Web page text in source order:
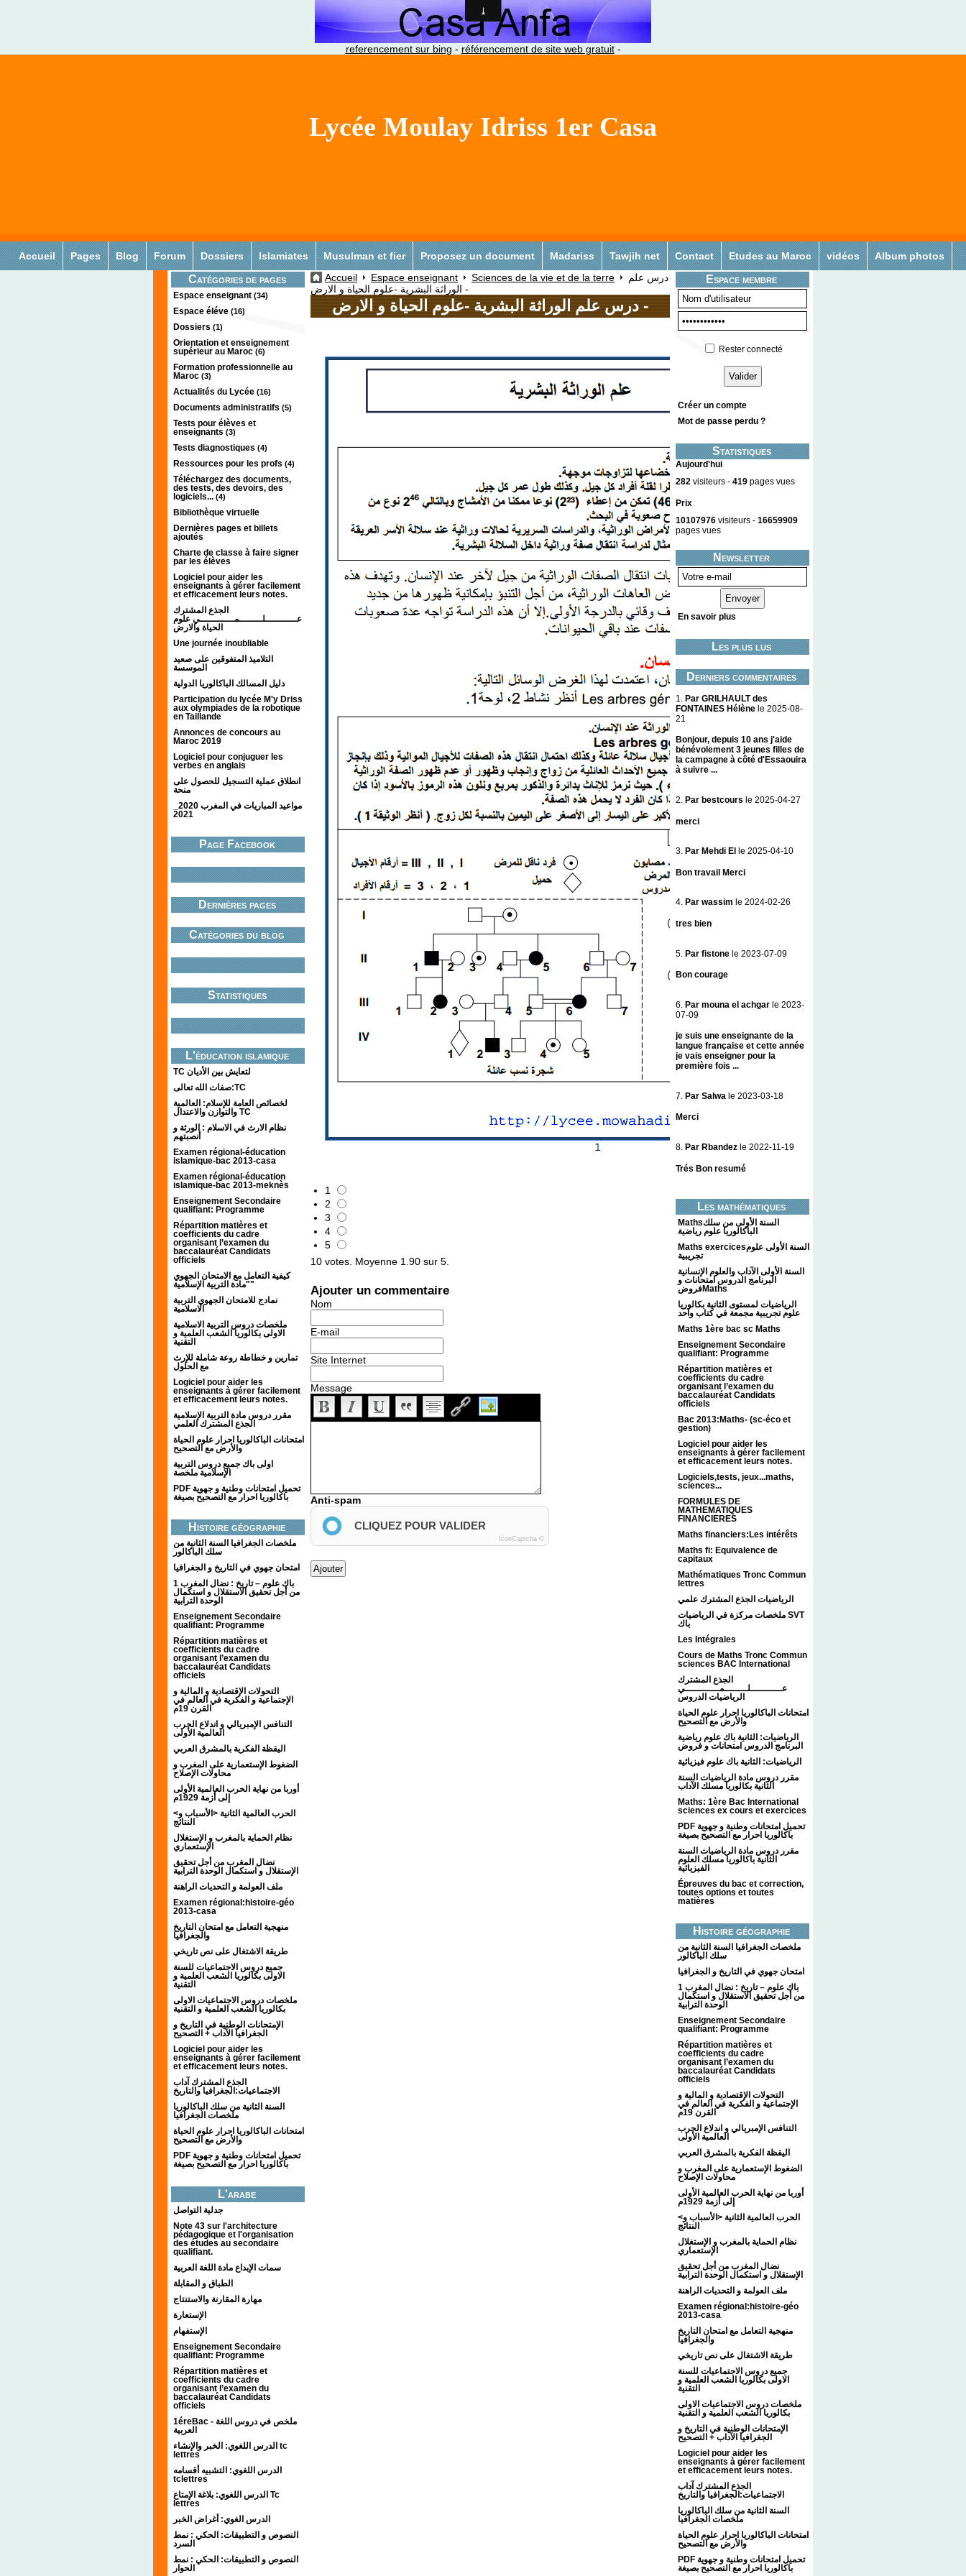
referencement sur bing - référencement de site web gratuit-
Lycée Moulay Idriss 1er Casa
Accueil Pages Blog Forum Dossiers Islamiates Musulman et fier Proposez un document Madariss Tawjih net Contact Etudes au Maroc vidéos Album photos
Catégories de pages
Espace enseignant (34)
Espace éléve (16)
Dossiers (1)
Orientation et enseignement
supérieur au Maroc (6)
Formation professionnelle au
Maroc (3)
Actualités du Lycée (16)
Documents administratifs (5)
Tests pour élèves et
enseignants (3)
Tests diagnostiques (4)
Ressources pour les profs (4)
Téléchargez des documents,
des tests, des devoirs, des
logiciels... (4)
Bibliothèque virtuelle
Dernières pages et billets
ajoutés
Charte de classe à faire signer
par les élèves
Logiciel pour aider les
enseignants à gérer facilement
et efficacement leurs notes.
الجذع المشترك
عـــــــــــلــــــــمــــــــــــي علوم
الحياة والارض
Une journée inoubliable
التلاميذ المتفوقين على صعيد
الموسسة
دليل المسالك الباكالوريا الدولية
Participation du lycée M'y Driss
aux olympiades de la robotique
en Taillande
Annonces de concours au
Maroc 2019
Logiciel pour conjuguer les
verbes en anglais
انطلاق عملية التسجيل للحصول على
منحة
2021
Page Facebook
Dernières pages
Catégories du blog
Statistiques
L'éducation islamique
TC لتعايش بين الأديان
صفات الله تعالى:TC
لخصائص العامة للإسلام: العالمية
والتوازن والاعتدال TC
نظام الارث في الاسلام : الورثة و
أنصبتهم
Examen régional-éducation
islamique-bac 2013-casa
Examen régional-éducation
islamique-bac 2013-meknès
Enseignement Secondaire
qualifiant: Programme
Répartition matières et
coefficients du cadre
organisant l’examen du
baccalauréat Candidats
officiels
كيفية التعامل مع الامتحان الجهوي
"مادة التربية الإسلامية"
نمادج للامتحان الجهوي التربية
الاسلامية
ملخصات دروس التربية الاسلامية
الاولى بكالوريا الشعب العلمية و
التقنية
تمارين و خطاطة روعة شاملة للإرث
مع الحلول
Logiciel pour aider les
enseignants à gérer facilement
et efficacement leurs notes.
مقرر دروس مادة التربية الإسلامية
الجذع المشترك العلمي
امتحانات الباكالوريا احرار علوم الحياة
والأرض مع التصحيح
اولى باك جميع دروس التربية
الإسلامية ملخصة
PDF تحميل امتحانات وطنية و جهوية
باكالوريا احرار مع التصحيح بصيغة
Histoire géographie
ملخصات الجغرافيا السنة الثانية من
سلك الباكالور
امتحان جهوي في التاريخ و الجغرافيا
1 باك علوم – تاريخ : نضال المغرب
من أجل تحقيق الاستقلال و استكمال
الوحدة الترابية
Enseignement Secondaire
qualifiant: Programme
Répartition matières et
coefficients du cadre
organisant l’examen du
baccalauréat Candidats
officiels
التحولات الإقتصادية و المالية و
الإجتماعية و الفكرية في العالم في
القرن 19م
التنافس الإمبريالي و اندلاع الحرب
العالمية الأولى
اليقظة الفكرية بالمشرق العربي
الضغوط الإستعمارية على المغرب و
محاولات الإصلاح
أوربا من نهاية الحرب العالمية الأولى
إلى أزمة 1929م
<الحرب العالمية الثانية <الأسباب و
النتائج
نظام الحماية بالمغرب و الإستغلال
الإستعماري
نضال المغرب من أجل تحقيق
الإستقلال و استكمال الوحدة الترابية
ملف العولمة و التحديات الراهنة
Examen régional:histoire-géo
2013-casa
منهجية التعامل مع امتحان التاريخ
والجغرافيا
طريقة الاشتغال على نص تاريخي
جميع دروس الاجتماعيات للسنة
الاولى بكالوريا الشعب العلمية و
التقنية
ملخصات دروس الاجتماعيات الاولى
بكالوريا الشعب العلمية و التقنية
الإمتحانات الوطنية في التاريخ و
الجغرافيا الآداب + التصحيح
Logiciel pour aider les
enseignants à gérer facilement
et efficacement leurs notes.
الجذع المشترك آداب
الاجتماعيات:الجغرافيا والتاريخ
السنة الثانية من سلك الباكالوريا
ملخصات الجغرافيا
امتحانات الباكالوريا احرار علوم الحياة
والأرض مع التصحيح
PDF تحميل امتحانات وطنية و جهوية
باكالوريا احرار مع التصحيح بصيغة
L'arabe
جدلية التواصل
Note 43 sur l'architecture
pédagogique et l'organisation
des études au secondaire
qualifiant.
سمات الإبداع مادة اللغة العربية
الطباق و المقابلة
مهارة المقارنة والاستنتاج
الإستعارة
الإستفهام
Enseignement Secondaire
qualifiant: Programme
Répartition matières et
coefficients du cadre
organisant l’examen du
baccalauréat Candidats
officiels
1éreBac - ملخص في دروس اللغة
العربية
الدرس اللغوي: الخبر والإنشاء tc
lettres
الدرس اللغوي: التشبيه أقسامه
tclettres
الدرس اللغوي: بلاغة الإمتاع Tc
lettres
الدرس الغوي: أغراض الخبر
النصوص و التطبيقات: الحكي : نمط
السرد
النصوص و التطبيقات: الحكي : نمط
الحوار
Espace membre
Rester connecté
Créer un compte
Mot de passe perdu ?
Statistiques
Aujourd'hui
282 visiteurs - 419 pages vues
Prix
10107976 visiteurs - 16659909
pages vues
Newsletter
En savoir plus
Les plus lus
Derniers commentaires
1.
Par GRILHAULT des
FONTAINES Hélène le 2025-08-
21
Bonjour, depuis 10 ans j'aide
bénévolement 3 jeunes filles de
la campagne à côté d'Essaouira
à suivre ...
2. Par bestcours le 2025-04-27
merci
3. Par Mehdi El le 2025-04-10
Bon travail Merci
4. Par wassim le 2024-02-26
tres bien
5. Par fistone le 2023-07-09
Bon courage
6. Par mouna el achgar le 2023-
07-09
je suis une enseignante de la
langue française et cette année
je vais enseigner pour la
première fois ...
7. Par Salwa le 2023-03-18
Merci
8. Par Rbandez le 2022-11-19
Trés Bon resumé
Les mathématiques
Mathsالسنة الأولى من سلك
الباكالوريا علوم رياضية
Maths exercicesالسنة الأولى علوم
تجريبية
السنة الأولى الآداب والعلوم الإنسانية
البرنامج الدروس امتحانات و
فروضMaths
الرياضيات لمستوى الثانية بكالوريا
علوم تجريبية مجمعة في كتاب واحد
Maths 1ère bac sc Maths
Enseignement Secondaire
qualifiant: Programme
Répartition matières et
coefficients du cadre
organisant l’examen du
baccalauréat Candidats
officiels
Bac 2013:Maths- (sc-éco et
gestion)
Logiciel pour aider les
enseignants à gérer facilement
et efficacement leurs notes.
Logiciels,tests, jeux...maths,
sciences...
FORMULES DE
MATHEMATIQUES
FINANCIERES
Maths financiers:Les intérêts
Maths fi: Equivalence de
capitaux
Mathématiques Tronc Commun
lettres
الرياضيات الجذع المشترك علمي
ملخصات مركزة في الرياضيات SVT
باك
Les Intégrales
Cours de Maths Tronc Commun
sciences BAC International
الجذع المشترك
عـــــــــــلــــــــمــــــــــــي
الرياضيات الدروس
امتحانات الباكالوريا احرار علوم الحياة
والأرض مع التصحيح
الرياضيات: الثانية باك علوم رياضية
البرنامج الدروس امتحانات و فروض
الرياضيات: الثانية باك علوم فيزيائية
مقرر دروس مادة الرياضيات السنة
الثانية بكالوريا مسلك الآداب
Maths: 1ère Bac International
sciences ex cours et exercices
PDF تحميل امتحانات وطنية و جهوية
باكالوريا احرار مع التصحيح بصيغة
مقرر دروس مادة الرياضيات السنة
الثانية باكالوريا مسلك العلوم
الفيزيائية
Épreuves du bac et correction,
toutes options et toutes
matières
Histoire géographie
ملخصات الجغرافيا السنة الثانية من
سلك الباكالور
امتحان جهوي في التاريخ و الجغرافيا
1 باك علوم – تاريخ : نضال المغرب
من أجل تحقيق الاستقلال و استكمال
الوحدة الترابية
Enseignement Secondaire
qualifiant: Programme
Répartition matières et
coefficients du cadre
organisant l’examen du
baccalauréat Candidats
officiels
التحولات الإقتصادية و المالية و
الإجتماعية و الفكرية في العالم في
القرن 19م
التنافس الإمبريالي و اندلاع الحرب
العالمية الأولى
اليقظة الفكرية بالمشرق العربي
الضغوط الإستعمارية على المغرب و
محاولات الإصلاح
أوربا من نهاية الحرب العالمية الأولى
إلى أزمة 1929م
<الحرب العالمية الثانية <الأسباب و
النتائج
نظام الحماية بالمغرب و الإستغلال
الإستعماري
نضال المغرب من أجل تحقيق
الإستقلال و استكمال الوحدة الترابية
ملف العولمة و التحديات الراهنة
Examen régional:histoire-géo
2013-casa
منهجية التعامل مع امتحان التاريخ
والجغرافيا
طريقة الاشتغال على نص تاريخي
جميع دروس الاجتماعيات للسنة
الاولى بكالوريا الشعب العلمية و
التقنية
ملخصات دروس الاجتماعيات الاولى
بكالوريا الشعب العلمية و التقنية
الإمتحانات الوطنية في التاريخ و
الجغرافيا الآداب + التصحيح
Logiciel pour aider les
enseignants à gérer facilement
et efficacement leurs notes.
الجذع المشترك آداب
الاجتماعيات:الجغرافيا والتاريخ
السنة الثانية من سلك الباكالوريا
ملخصات الجغرافيا
امتحانات الباكالوريا احرار علوم الحياة
والأرض مع التصحيح
PDF تحميل امتحانات وطنية و جهوية
باكالوريا احرار مع التصحيح بصيغة
Accueil Espace enseignant Sciences de la vie et de la terre
درس علم
الوراثة البشرية -علوم الحياة و الارض -
درس علم الوراثة البشرية -علوم الحياة و الارض -
1
2
3
4
5
10 votes. Moyenne 1.90 sur 5.
Ajouter un commentaire
Nom
E-mail
Site Internet
Message
Anti-spam
CLIQUEZ POUR VALIDER
IconCaptcha ©